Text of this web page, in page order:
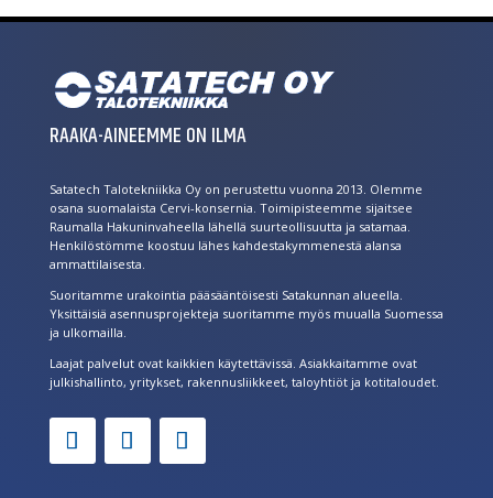
RAAKA-AINEEMME ON ILMA
Satatech Talotekniikka Oy on perustettu vuonna 2013. Olemme
osana suomalaista Cervi-konsernia. Toimipisteemme sijaitsee
Raumalla Hakuninvaheella lähellä suurteollisuutta ja satamaa.
Henkilöstömme koostuu lähes kahdestakymmenestä alansa
ammattilaisesta.
Suoritamme urakointia pääsääntöisesti Satakunnan alueella.
Yksittäisiä asennusprojekteja suoritamme myös muualla Suomessa
ja ulkomailla.
Laajat palvelut ovat kaikkien käytettävissä. Asiakkaitamme ovat
julkishallinto, yritykset, rakennusliikkeet, taloyhtiöt ja kotitaloudet.